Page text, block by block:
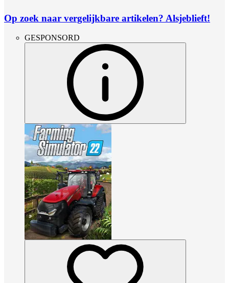
Op zoek naar vergelijkbare artikelen? Alsjeblieft!
GESPONSORD